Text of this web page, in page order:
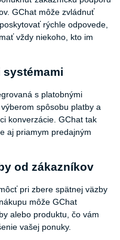
GChat môže zvládnuť
rýchle odpovede,
vždy niekoho, kto im
systémami
s platobnými
spôsobu platby a
konverzácie. GChat tak
aj priamym predajným
od zákazníkov
pri zbere spätnej väzby
môže GChat
alebo produktu, čo vám
vašej ponuky.